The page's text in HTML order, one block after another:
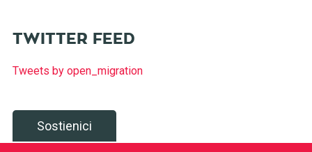
TWITTER FEED
Tweets by open_migration
Sostienici